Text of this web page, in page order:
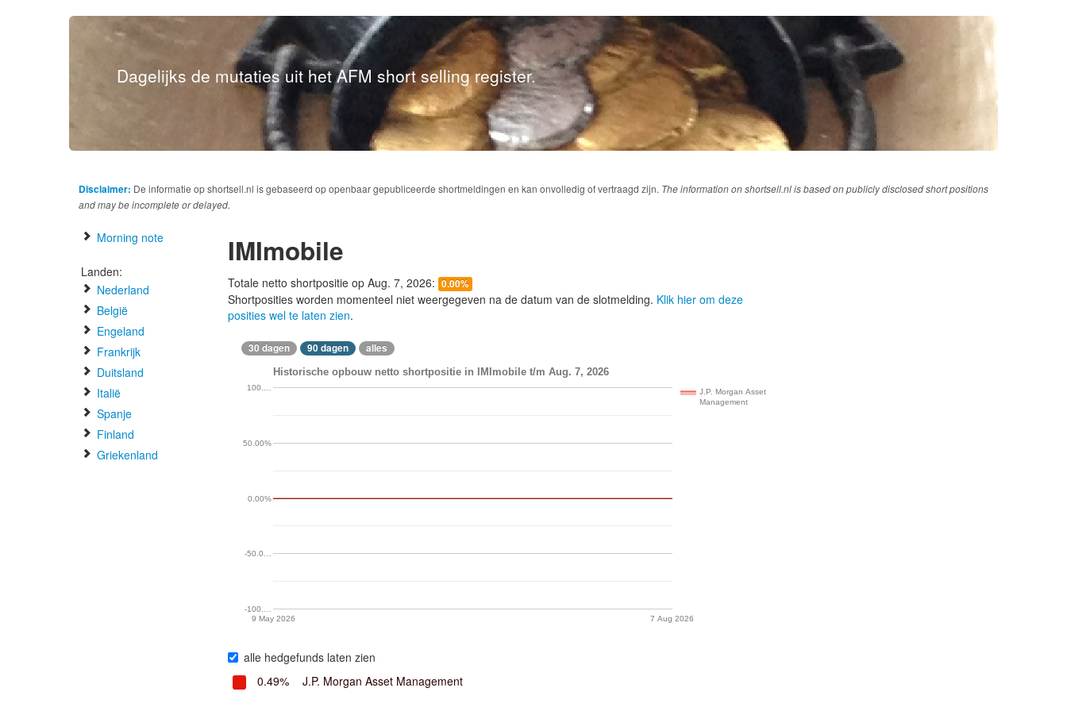
Dagelijks de mutaties uit het AFM short selling register.
Disclaimer: De informatie op shortsell.nl is gebaseerd op openbaar gepubliceerde shortmeldingen en kan onvolledig of vertraagd zijn. The information on shortsell.nl is based on publicly disclosed short positions
and may be incomplete or delayed.
Morning note
Landen:
Nederland
België
Engeland
Frankrijk
Duitsland
Italië
Spanje
Finland
Griekenland
IMImobile
Totale netto shortpositie op Aug. 7, 2026: 0.00%
Shortposities worden momenteel niet weergegeven na de datum van de slotmelding. Klik hier om deze
posities wel te laten zien.
30 dagen 90 dagen alles
Historische opbouw netto shortpositie in IMImobile t/m Aug. 7, 2026
J.P. Morgan Asset
Management
9 May 2026 7 Aug 2026
-100.…
-50.0…
0.00%
50.00%
100.…
alle hedgefunds laten zien
0.49%
J.P. Morgan Asset Management